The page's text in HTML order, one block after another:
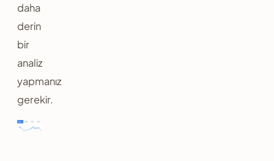
daha
derin
bir
analiz
yapmanız
gerekir.